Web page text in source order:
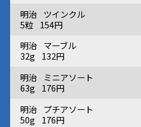
明治 ツインクル
5粒 154円
明治 マーブル
32g
132円
明治
ミニアソート
63g
176円
明治 プチアソート
50g
176円